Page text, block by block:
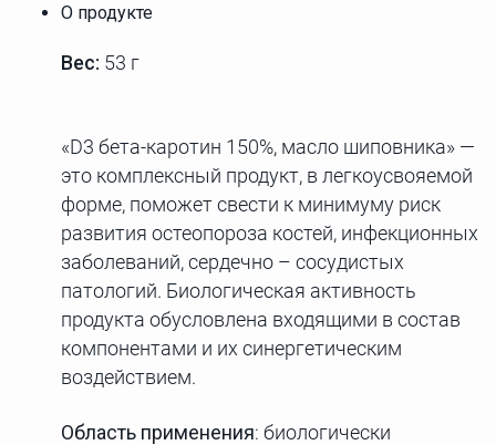
О продукте
Вес: 53 г
«D3 бета-каротин 150%, масло шиповника» —
это комплексный продукт, в легкоусвояемой
форме, поможет свести к минимуму риск
развития остеопороза костей, инфекционных
заболеваний, сердечно – сосудистых
патологий. Биологическая активность
продукта обусловлена входящими в состав
компонентами и их синергетическим
воздействием.
Область применения: биологически